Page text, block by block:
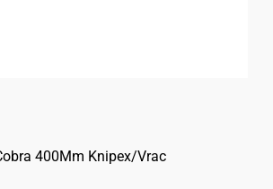
400Mm Knipex/Vrac